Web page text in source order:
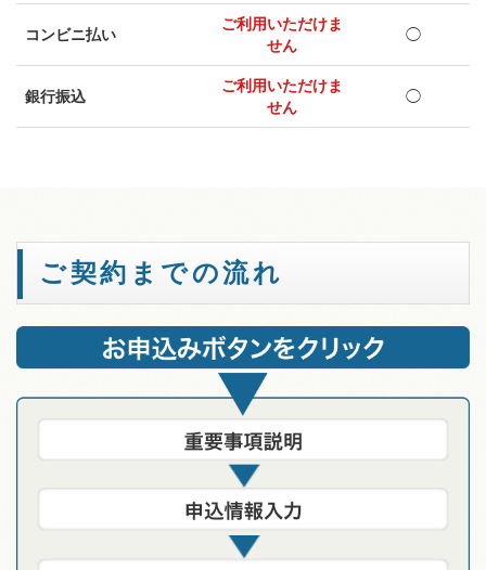
コンビニ払い
ご利用いただけま
せん
◯
銀行振込
ご利用いただけま
せん
◯
ご契約までの流れ